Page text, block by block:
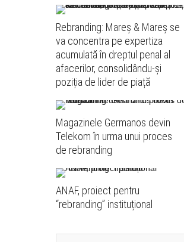
Rebranding: Mareș & Mareș se
va concentra pe expertiza
acumulată în dreptul penal al
afacerilor, consolidându-și
poziția de lider de piață
Magazinele Germanos devin
Telekom în urma unui proces
de rebranding
ANAF, proiect pentru
“rebranding” instituțional